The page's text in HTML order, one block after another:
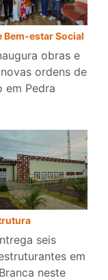
Bem-estar Social
obras e
ordens de
em Pedra
seis
em
neste